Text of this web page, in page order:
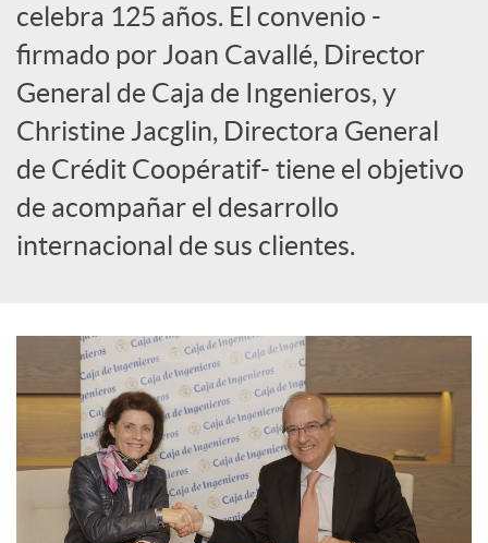
e
c
o
n
t
e
n
celebra 125 años. El convenio -
firmado por Joan Cavallé, Director
General de Caja de Ingenieros, y
Christine Jacglin, Directora General
de Crédit Coopératif- tiene el objetivo
de acompañar el desarrollo
internacional de sus clientes.